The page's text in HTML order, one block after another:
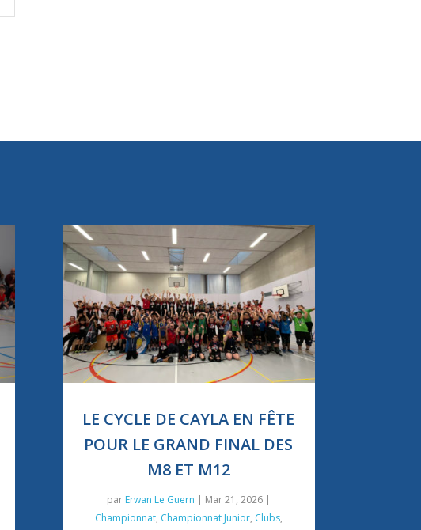
LE CYCLE DE CAYLA EN FÊTE
POUR LE GRAND FINAL DES
M8 ET M12
par Erwan Le Guern | Mar 21, 2026|
Championnat, Championnat Junior, Clubs,